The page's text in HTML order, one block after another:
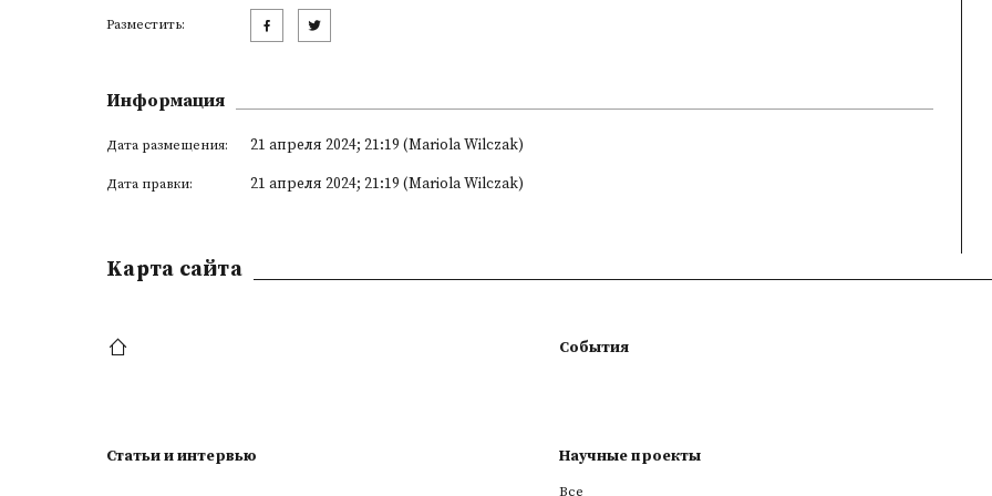
Разместить:
Информация
Дата размещения: 21 апреля 2024; 21:19 (Mariola Wilczak)
Дата правки: 21 апреля 2024; 21:19 (Mariola Wilczak)
Kарта сайта
События
Статьи и интервью Научные проекты
Все